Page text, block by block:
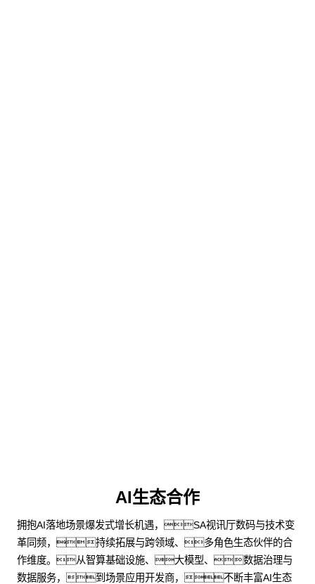
AI生态合作
拥抱AI落地场景爆发式增长机遇，SA视讯厅数码与技术变
革同频，持续拓展与跨领域、多角色生态伙伴的合
作维度。从智算基础设施、大模型、数据治理与
数据服务，到场景应用开发商，不断丰富AI生态